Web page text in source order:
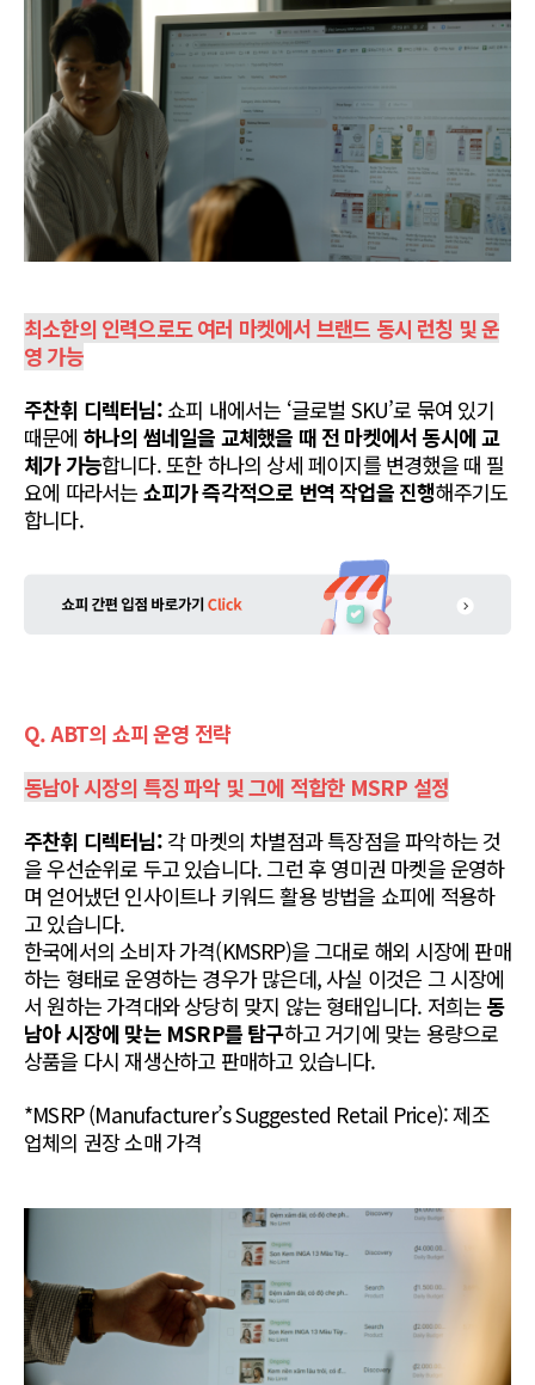
최소한의 인력으로도 여러 마켓에서 브랜드 동시 런칭 및 운
영 가능
주찬휘 디렉터님: 쇼피 내에서는 ‘글로벌 SKU’로 묶여 있기
때문에 하나의 썸네일을 교체했을 때 전 마켓에서 동시에 교
체가 가능합니다. 또한 하나의 상세 페이지를 변경했을 때 필
요에 따라서는 쇼피가 즉각적으로 번역 작업을 진행해주기도
합니다.
Q. ABT의 쇼피 운영 전략
동남아 시장의 특징 파악 및 그에 적합한 MSRP 설정
주찬휘 디렉터님: 각 마켓의 차별점과 특장점을 파악하는 것
을 우선순위로 두고 있습니다. 그런 후 영미권 마켓을 운영하
며 얻어냈던 인사이트나 키워드 활용 방법을 쇼피에 적용하
고 있습니다.
한국에서의 소비자 가격(KMSRP)을 그대로 해외 시장에 판매
하는 형태로 운영하는 경우가 많은데, 사실 이것은 그 시장에
서 원하는 가격대와 상당히 맞지 않는 형태입니다. 저희는 동
남아 시장에 맞는 MSRP를 탐구하고 거기에 맞는 용량으로
상품을 다시 재생산하고 판매하고 있습니다.
*MSRP (Manufacturer’s Suggested Retail Price): 제조
업체의 권장 소매 가격